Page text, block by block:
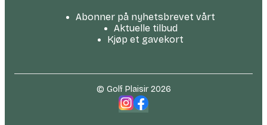
Abonner på nyhetsbrevet vårt
Aktuelle tilbud
Kjøp et gavekort
© Golf Plaisir 2026